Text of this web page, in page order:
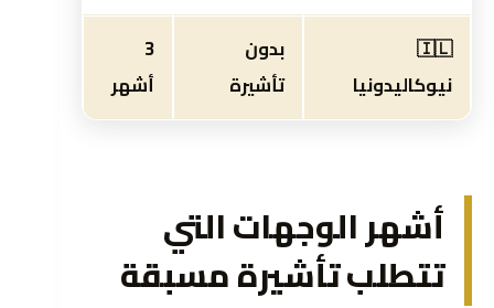
🇮🇱
نيوكاليدونيا
بدون
تأشيرة
3
أشهر
أشهر الوجهات التي
تتطلب تأشيرة مسبقة